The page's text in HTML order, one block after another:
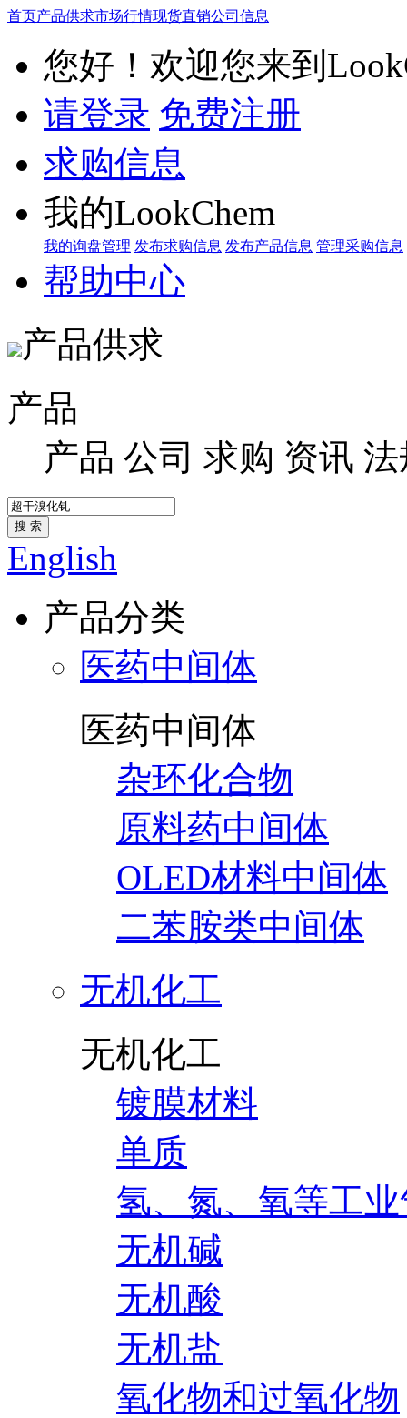
首页产品供求市场行情现货直销公司信息
您好！欢迎您来到
请登录 免费注册
求购信息
我的LookChem
我的询盘管理 发布求购信息 发布产品信息 管理采购信息
帮助中心
产品供求
产品
产品 公司 求购 资讯 法
搜 索
English
产品分类
医药中间体
医药中间体
杂环化合物
原料药中间体
OLED材料中间体
二苯胺类中间体
无机化工
无机化工
镀膜材料
单质
氢、氮、氧等工
无机碱
无机酸
无机盐
氧化物和过氧化物